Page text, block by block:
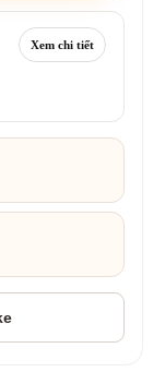
Xem chi tiết